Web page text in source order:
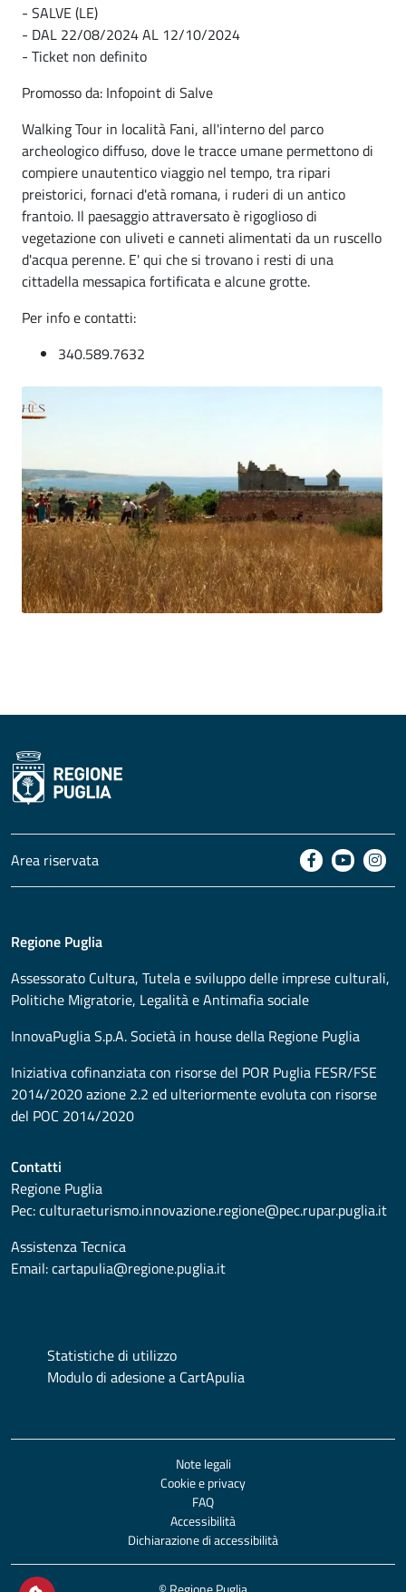
- SALVE (LE)
- DAL 22/08/2024 AL 12/10/2024
- Ticket non definito
Promosso da: Infopoint di Salve
Walking Tour in località Fani, all'interno del parco
archeologico diffuso, dove le tracce umane permettono di
compiere unautentico viaggio nel tempo, tra ripari
preistorici, fornaci d'età romana, i ruderi di un antico
frantoio. Il paesaggio attraversato è rigoglioso di
vegetazione con uliveti e canneti alimentati da un ruscello
d'acqua perenne. E' qui che si trovano i resti di una
cittadella messapica fortificata e alcune grotte.
Per info e contatti:
340.589.7632
Area riservata
Regione Puglia
Assessorato Cultura, Tutela e sviluppo delle imprese culturali,
Politiche Migratorie, Legalità e Antimafia sociale
InnovaPuglia S.p.A. Società in house della Regione Puglia
Iniziativa cofinanziata con risorse del POR Puglia FESR/FSE
2014/2020 azione 2.2 ed ulteriormente evoluta con risorse
del POC 2014/2020
Contatti
Regione Puglia
Pec:culturaeturismo.innovazione.regione@pec.rupar.puglia.it
Assistenza Tecnica
Email:cartapulia@regione.puglia.it
Statistiche di utilizzo
Modulo di adesione a CartApulia
Note legali
Cookie e privacy
FAQ
Accessibilità
Dichiarazione di accessibilità